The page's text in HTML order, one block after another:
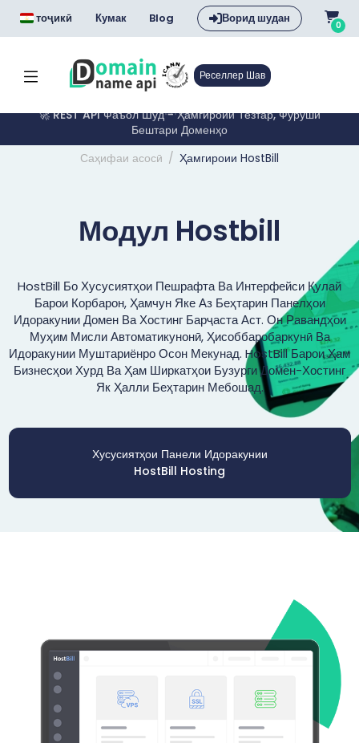
тоҷикӣ Кумак Blog Ворид шудан 0
Реселлер Шав
🔥 .COM $7.99 – Даромади Иловагӣ Барои Ҳар .COM Бо
Email
Саҳифаи асосӣ
Ҳамгироии HostBill
Модул Hostbill
HostBill Бо Хусусиятҳои Пешрафта Ва Интерфейси Қулай
Барои Корбарон, Ҳамчун Яке Аз Беҳтарин Панелҳои
Идоракунии Домен Ва Хостинг Барҷаста Аст. Он Равандҳои
Муҳим Мисли Автоматикунонӣ, Ҳисоббаробаркунӣ Ва
Идоракунии Муштариёнро Осон Мекунад. HostBill Барои Ҳам
Бизнесҳои Хурд Ва Ҳам Ширкатҳои Бузурги Домен-Хостинг
Як Ҳалли Беҳтарин Мебошад.
Хусусиятҳои Панели Идоракунии
HostBill Hosting